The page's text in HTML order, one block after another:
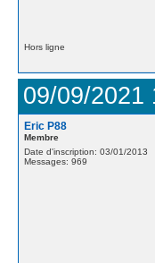
Hors ligne
09/09/2021
Eric P88
Membre
Date d'inscription: 03/01/2013
Messages: 969